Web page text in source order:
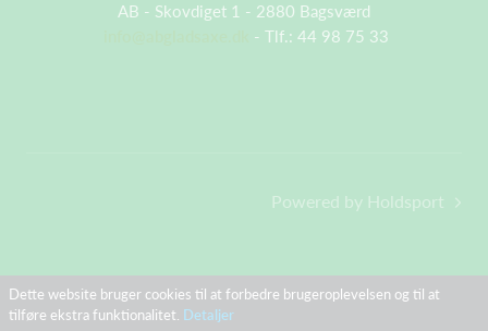
AB - Skovdiget 1 - 2880 Bagsværd
- Tlf.: 44 98 75 33
Powered by Holdsport
Dette website bruger cookies til at forbedre brugeroplevelsen og til at
tilføre ekstra funktionalitet. Detaljer